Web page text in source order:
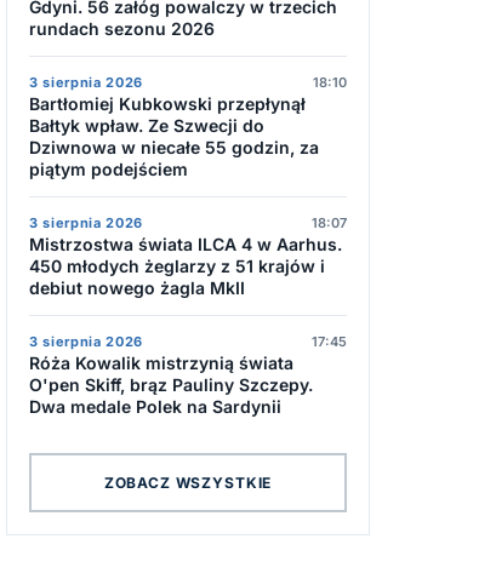
Gdyni. 56 załóg powalczy w trzecich
rundach sezonu 2026
3 sierpnia 2026 18:10
Bartłomiej Kubkowski przepłynął
Bałtyk wpław. Ze Szwecji do
Dziwnowa w niecałe 55 godzin, za
piątym podejściem
3 sierpnia 2026 18:07
Mistrzostwa świata ILCA 4 w Aarhus.
450 młodych żeglarzy z 51 krajów i
debiut nowego żagla MkII
3 sierpnia 2026 17:45
Róża Kowalik mistrzynią świata
O'pen Skiff, brąz Pauliny Szczepy.
Dwa medale Polek na Sardynii
ZOBACZ WSZYSTKIE